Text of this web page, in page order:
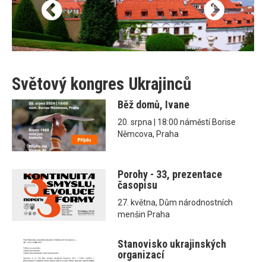
Světový kongres Ukrajinců
Běž domů, Ivane
20. srpna | 18:00 náměstí Borise
Němcova, Praha
Porohy - 33, prezentace
časopisu
27. května, Dům národnostních
menšin Praha
Stanovisko ukrajinských
organizací